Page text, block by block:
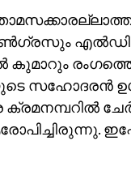
സഹോദരന്‍
ക്രമനമ്പറില്‍